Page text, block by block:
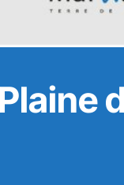
Plaine